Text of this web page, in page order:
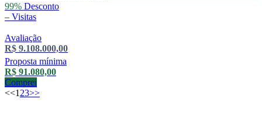
99% Desconto
– Visitas
Avaliação
R$ 9.108.000,00
Proposta mínima
R$ 91.080,00
Comprei
<<1 23>>